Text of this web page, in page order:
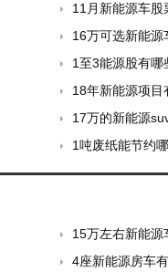
11月新能源车股
16万可选新能
1至3能源股有哪
18年新能源项
17万的新能源
1吨废纸能节约
15万左右新能
4座新能源房车